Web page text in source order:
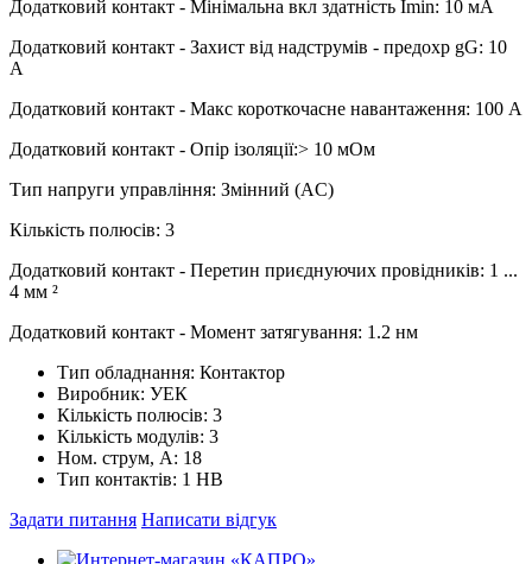
Додатковий контакт - Мінімальна вкл здатність Imin: 10 мА
Додатковий контакт - Захист від надструмів - предохр gG: 10
А
Додатковий контакт - Макс короткочасне навантаження: 100 А
Додатковий контакт - Опір ізоляції:> 10 мОм
Тип напруги управління: Змінний (AC)
Кількість полюсів: 3
Додатковий контакт - Перетин приєднуючих провідників: 1 ...
4 мм ²
Додатковий контакт - Момент затягування: 1.2 нм
Тип обладнання: Контактор
Виробник: УЕК
Кількість полюсів: 3
Кількість модулів: 3
Ном. струм, А: 18
Тип контактів: 1 НВ
Задати питання Написати відгук